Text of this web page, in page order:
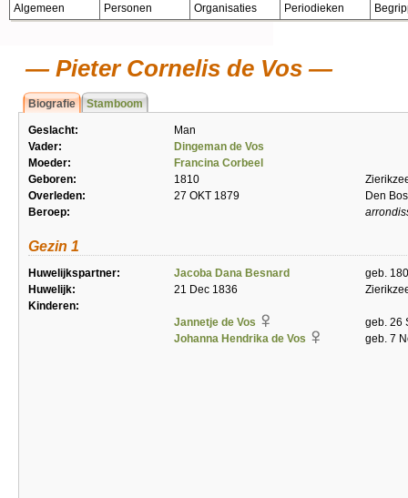
Algemeen Personen Organisaties Periodieken
Pieter Cornelis de Vos
Biografie Stamboom
Geslacht:
Man
Vader:
Dingeman de Vos
Moeder:
Francina Corbeel
Geboren:
1810
Overleden:
27 OKT 1879
Den
Beroep:
Gezin 1
Huwelijkspartner: Jacoba Dana Besnard
geb.
Huwelijk:
21 Dec 1836
Kinderen:
Jannetje de Vos
geb. 26
Johanna Hendrika de Vos
geb. 7